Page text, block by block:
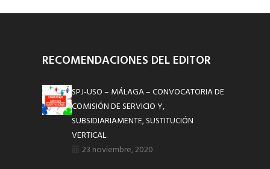
RECOMENDACIONES DEL EDITOR
SPJ-USO – MÁLAGA – CONVOCATORIA DE
COMISIÓN DE SERVICIO Y,
SUBSIDIARIAMENTE, SUSTITUCIÓN
VERTICAL.
23 noviembre, 2020